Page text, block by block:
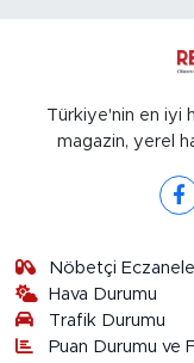
Türkiye'nin en iyi
magazin, yerel
Nöbetçi
Hava Durumu
Trafik Durumu
Puan Durumu ve